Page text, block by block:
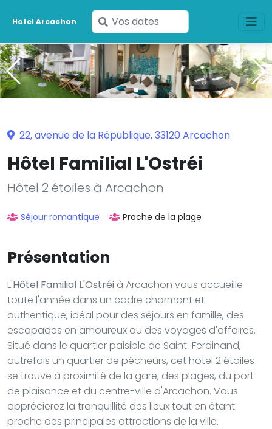
Hotel Arcachon
Saisissez
vos
dates
22, avenue de la République, 33120 Arcachon
Hôtel Familial L'Ostréi
Hôtel 2 étoiles à Arcachon
Séjour romantique Proche de la plage
Présentation
L'Hôtel Familial L'Ostréi à Arcachon vous accueille
toute l'année dans un cadre charmant et
authentique, idéal pour des séjours en famille, des
escapades en amoureux ou des voyages d'affaires.
Situé dans le quartier paisible de Saint-Ferdinand,
autrefois un quartier de pêcheurs, cet hôtel 2 étoiles
se trouve à proximité de la gare, des plages, du port
de plaisance et du centre-ville d'Arcachon. Vous
apprécierez la tranquillité des lieux tout en étant
proche des principales attractions de la ville.